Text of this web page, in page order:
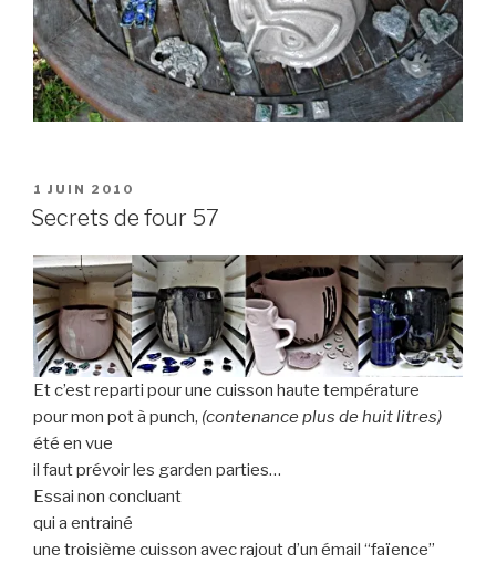
PUBLIÉ
LE
1 JUIN 2010
Secrets de four 57
Et c’est reparti pour une cuisson haute température
pour mon pot à punch, (contenance plus de huit litres)
été en vue
il faut prévoir les garden parties…
Essai non concluant
qui a entrainé
une troisième cuisson avec rajout d’un émail “faïence”